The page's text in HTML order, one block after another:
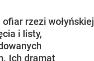
rzezi wołyńskiej
i listy,
Ich dramat